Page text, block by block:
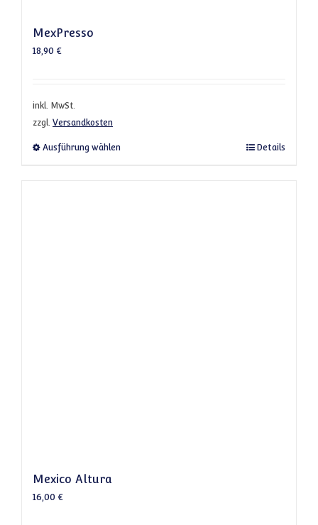
MexPresso
18,90 €
inkl. MwSt.
zzgl. Versandkosten
Ausführung wählen Dieses Produkt weist mehrere Varianten
Details
Mexico Altura
16,00 €